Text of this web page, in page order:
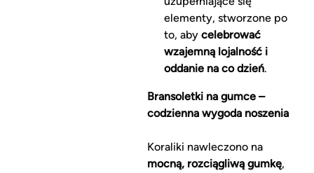
elementy, stworzone po
to, aby celebrować
wzajemną lojalność i
oddanie na co dzień.
Bransoletki na gumce –
codzienna wygoda noszenia
Koraliki nawleczono na
mocną, rozciągliwą gumkę,